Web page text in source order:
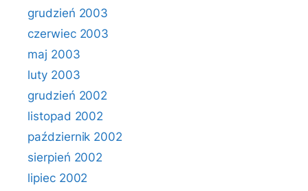
grudzień 2003
czerwiec 2003
maj 2003
luty 2003
grudzień 2002
listopad 2002
październik 2002
sierpień 2002
lipiec 2002